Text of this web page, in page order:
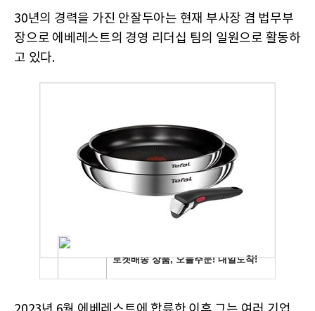
30년의 경력을 가진 안잘두아는 현재 부사장 겸 법무부
장으로 에베레스트의 경영 리더십 팀의 일원으로 활동하
고 있다.